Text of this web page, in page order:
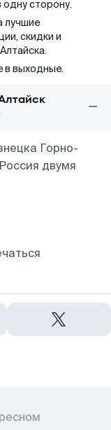
сторону.
лучшие
скидки и
в выходные.
Горно-
двумя